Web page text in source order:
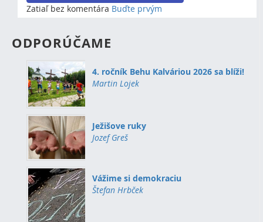
Zatiaľ bez komentára Buďte prvým
ODPORÚČAME
4. ročník Behu Kalváriou 2026 sa blíži!
Martin Lojek
Ježišove ruky
Jozef Greš
Vážime si demokraciu
Štefan Hrbček